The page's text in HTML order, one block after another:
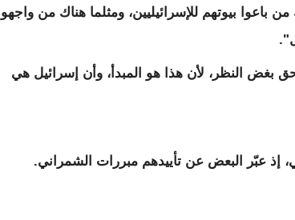
باعوا بيوتهم للإسرائيليين، ومثلما هناك من واجهوا
بغض النظر، لأن هذا هو المبدأ، وأن إسرائيل هي
إذ عبّر البعض عن تأييدهم مبررات الشمراني.